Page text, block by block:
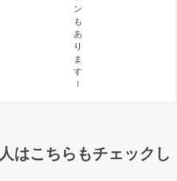
ン
も
あ
り
ま
す
！
はこちらもチェックし